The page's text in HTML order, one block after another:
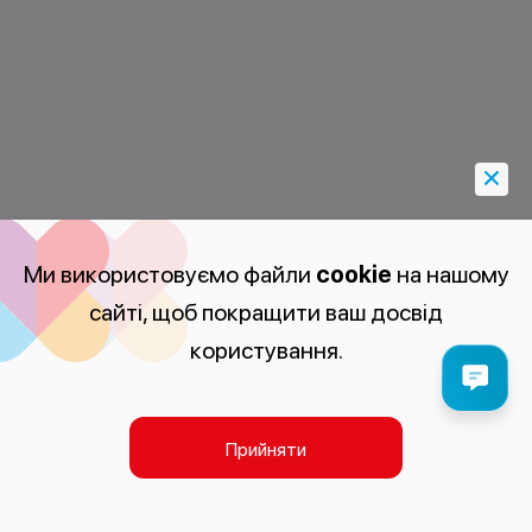
Ми використовуємо файли cookie на нашому
сайті, щоб покращити ваш досвід
користування.
Прийняти